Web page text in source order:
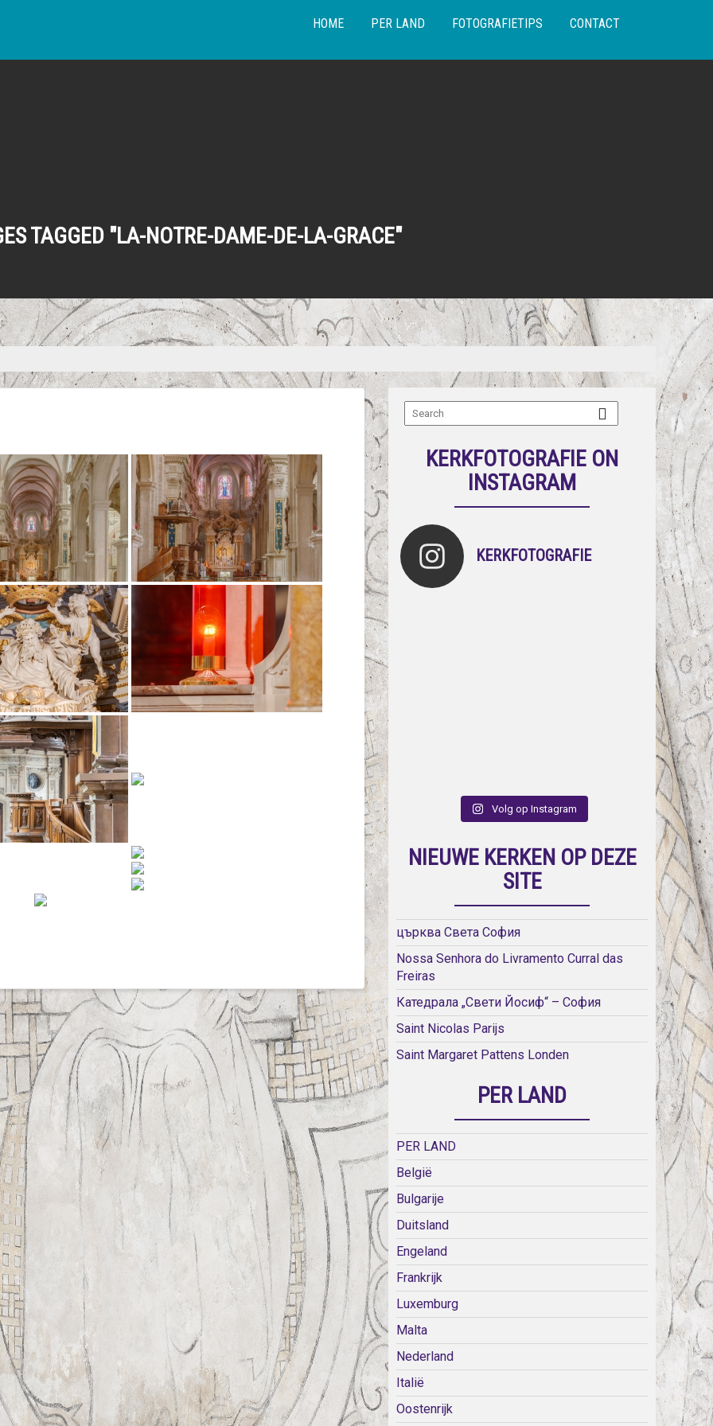
HOME PER LAND FOTOGRAFIETIPS CONTACT
TAGGED "LA-NOTRE-DAME-DE-LA-GRACE"
KERKFOTOGRAFIE ON
INSTAGRAM
KERKFOTOGRAFIE
Volg op Instagram
NIEUWE KERKEN OP DEZE
SITE
църква Света София
Nossa Senhora do Livramento Curral das
Freiras
Катедрала „Свети Йосиф“ – София
Saint Nicolas Parijs
Saint Margaret Pattens Londen
PER LAND
PER LAND
België
Bulgarije
Duitsland
Engeland
Frankrijk
Luxemburg
Malta
Nederland
Italië
Oostenrijk